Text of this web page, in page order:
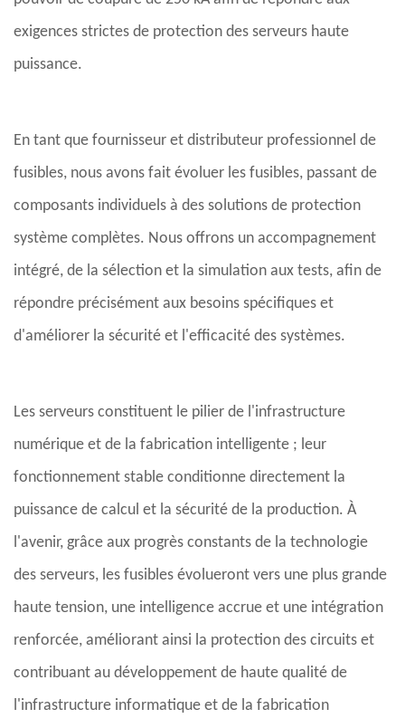
exigences strictes de protection des serveurs haute
puissance.
En tant que fournisseur et distributeur professionnel de
fusibles, nous avons fait évoluer les fusibles, passant de
composants individuels à des solutions de protection
système complètes. Nous offrons un accompagnement
intégré, de la sélection et la simulation aux tests, afin de
répondre précisément aux besoins spécifiques et
d'améliorer la sécurité et l'efficacité des systèmes.
Les serveurs constituent le pilier de l'infrastructure
numérique et de la fabrication intelligente ; leur
fonctionnement stable conditionne directement la
puissance de calcul et la sécurité de la production. À
l'avenir, grâce aux progrès constants de la technologie
des serveurs, les fusibles évolueront vers une plus grande
haute tension, une intelligence accrue et une intégration
renforcée, améliorant ainsi la protection des circuits et
contribuant au développement de haute qualité de
l'infrastructure informatique et de la fabrication